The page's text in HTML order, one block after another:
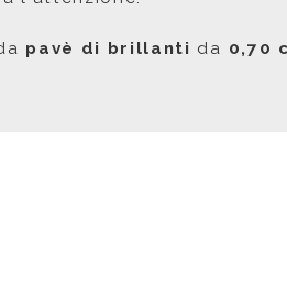
pavè di brillanti da 0,70